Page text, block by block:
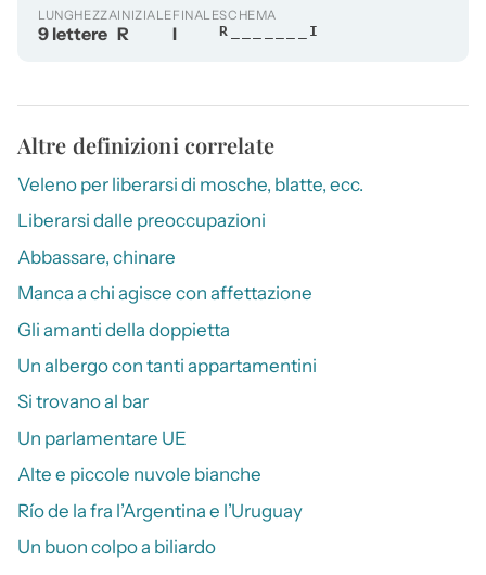
LUNGHEZZA
9 lettere
INIZIALE
R
FINALE
I
SCHEMA
R_______I
Altre definizioni correlate
Veleno per liberarsi di mosche, blatte, ecc.
Liberarsi dalle preoccupazioni
Abbassare, chinare
Manca a chi agisce con affettazione
Gli amanti della doppietta
Un albergo con tanti appartamentini
Si trovano al bar
Un parlamentare UE
Alte e piccole nuvole bianche
Río de la fra l’Argentina e l’Uruguay
Un buon colpo a biliardo